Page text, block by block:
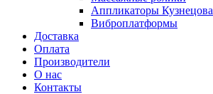
Аппликаторы Кузнецова
Виброплатформы
Доставка
Оплата
Производители
О нас
Контакты